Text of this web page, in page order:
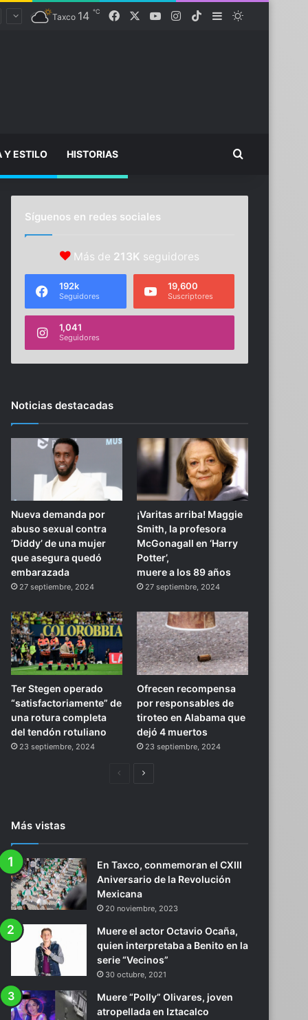
Taxco 14 ℃ FacebookYouTubeInstagram
TikTokSidebarSwitch skin
Y ESTILO HISTORIAS Buscar...
Síguenos en redes sociales
Más de 213K seguidores
192k
Seguidores
19,600
Suscriptores
1,041
Seguidores
Noticias destacadas
Nueva demanda por
abuso sexual contra
‘Diddy’ de una mujer
que asegura quedó
embarazada
27 septiembre, 2024
¡Varitas arriba! Maggie
Smith, la profesora
McGonagall en ‘Harry
Potter’,
muere a los 89 años
27 septiembre, 2024
Ter Stegen operado
“satisfactoriamente” de
una rotura completa
del tendón rotuliano
23 septiembre, 2024
Ofrecen recompensa
por responsables de
tiroteo en Alabama que
dejó 4 muertos
23 septiembre, 2024
PáginaSiguiente
Más vistas
En Taxco, conmemoran el CXIII
Aniversario de la Revolución
Mexicana
20 noviembre, 2023
Muere el actor Octavio Ocaña,
quien interpretaba a Benito en la
serie “Vecinos”
30 octubre, 2021
Muere “Polly” Olivares, joven
atropellada en Iztacalco